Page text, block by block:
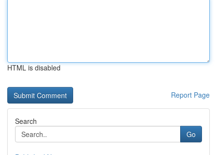
HTML is disabled
Report Page
Search
Go